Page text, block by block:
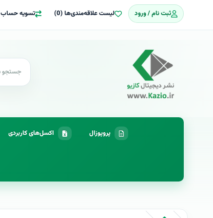
ثبت نام / ورود لیست علاقه‌مندی‌ها (0) تسویه حساب
پروپوزال اکسل‌های کاربردی